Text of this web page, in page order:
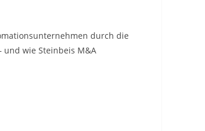
durch die
und wie Steinbeis M&A